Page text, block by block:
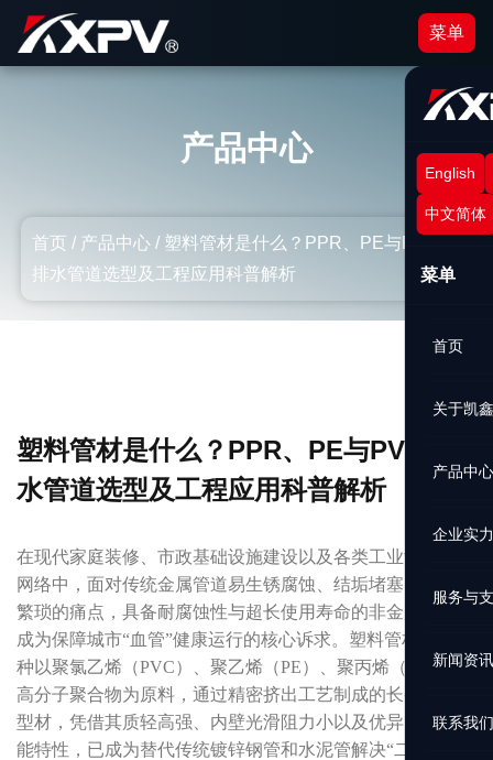
菜单
English
中文简体
菜单
首页
关于凯
产品中
企业实
服务与
新闻资
联系我
产品中心
首页 / 产品中心 / 塑料管材是什么？PPR、PE与PVC给
排水管道选型及工程应用科普解析
塑料管材是什么？PPR、PE与PVC给排
水管道选型及工程应用科普解析
在现代家庭装修、市政基础设施建设以及各类工业流体输送
网络中，面对传统金属管道易生锈腐蚀、结垢堵塞以及施工
繁琐的痛点，具备耐腐蚀性与超长使用寿命的非金属管道正
成为保障城市“血管”健康运行的核心诉求。塑料管材作为一
种以聚氯乙烯（PVC）、聚乙烯（PE）、聚丙烯（PP）等
高分子聚合物为原料，通过精密挤出工艺制成的长条状中空
型材，凭借其质轻高强、内壁光滑阻力小以及优异的环保节
能特性，已成为替代传统镀锌钢管和水泥管解决“二次污染